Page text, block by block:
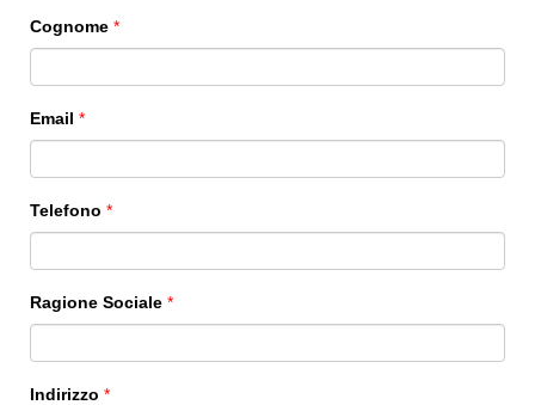
Cognome *
Email *
Telefono *
Ragione Sociale *
Indirizzo *